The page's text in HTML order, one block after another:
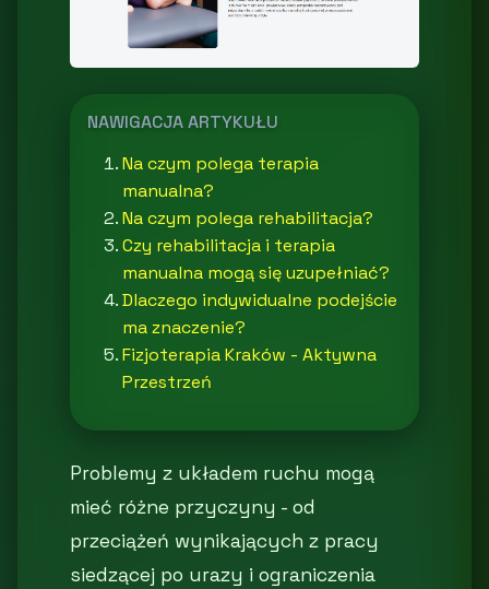
NAWIGACJA ARTYKUŁU
Na czym polega terapia
manualna?
Na czym polega rehabilitacja?
Czy rehabilitacja i terapia
manualna mogą się uzupełniać?
Dlaczego indywidualne podejście
ma znaczenie?
Fizjoterapia Kraków - Aktywna
Przestrzeń
Problemy z układem ruchu mogą
mieć różne przyczyny - od
przeciążeń wynikających z pracy
siedzącej po urazy i ograniczenia